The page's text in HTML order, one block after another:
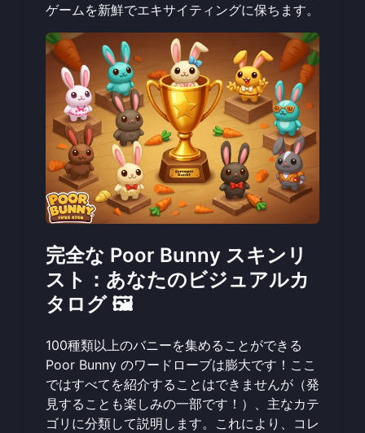
ゲームを新鮮でエキサイティングに保ちます。
完全な Poor Bunny スキンリ
スト：あなたのビジュアルカ
タログ 🖼️
100種類以上のバニーを集めることができる
Poor Bunny のワードローブは膨大です！ここ
ではすべてを紹介することはできませんが（発
見することも楽しみの一部です！）、主なカテ
ゴリに分類して説明します。これにより、コレ